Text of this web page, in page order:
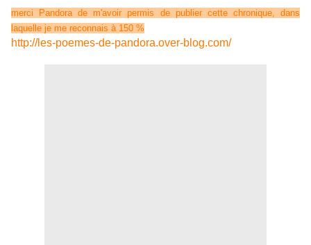
merci Pandora de m'avoir permis de publier cette chronique, dans
laquelle je me reconnais à 150 %
http://les-poemes-de-pandora.over-blog.com/